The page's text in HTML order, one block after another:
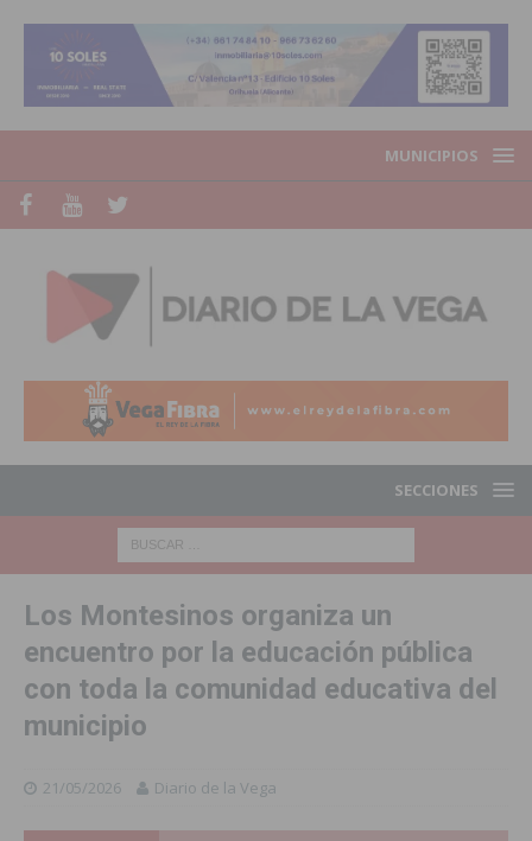
MUNICIPIOS
SECCIONES
Los Montesinos organiza un
encuentro por la educación pública
con toda la comunidad educativa del
municipio
21/05/2026 Diario de la Vega